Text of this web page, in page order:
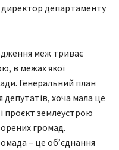
директор департаменту
меж триває
в межах якої
Генеральний план
депутатів, хоча мала це
проєкт землеустрою
громад.
– це об’єднання